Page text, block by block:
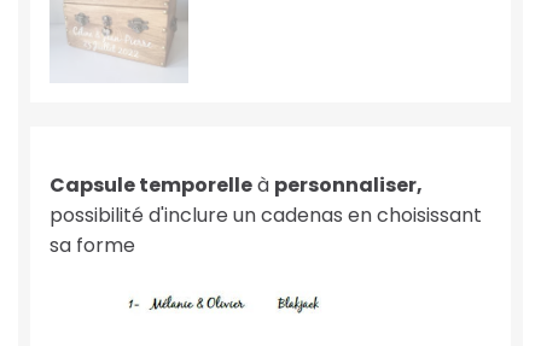
Capsule temporelleà personnaliser,
possibilité d'inclure un cadenas en choisissant
sa forme